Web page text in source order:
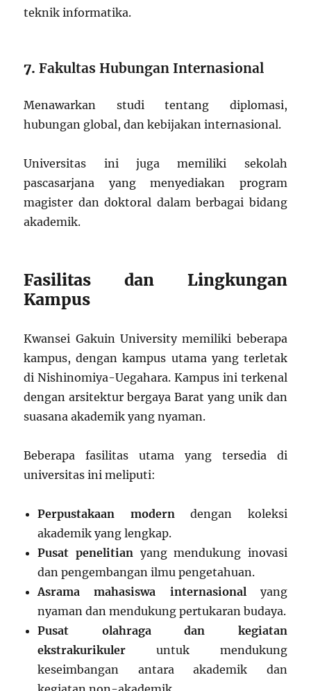
teknik informatika.
7.Fakultas Hubungan Internasional
Menawarkan studi tentang diplomasi,
hubungan global, dan kebijakan internasional.
Universitas ini juga memiliki sekolah
pascasarjana yang menyediakan program
magister dan doktoral dalam berbagai bidang
akademik.
Fasilitas dan Lingkungan
Kampus
Kwansei Gakuin University memiliki beberapa
kampus, dengan kampus utama yang terletak
di Nishinomiya-Uegahara. Kampus ini terkenal
dengan arsitektur bergaya Barat yang unik dan
suasana akademik yang nyaman.
Beberapa fasilitas utama yang tersedia di
universitas ini meliputi:
Perpustakaan modern dengan koleksi
akademik yang lengkap.
Pusat penelitian yang mendukung inovasi
dan pengembangan ilmu pengetahuan.
Asrama mahasiswa internasional yang
nyaman dan mendukung pertukaran budaya.
Pusat olahraga dan kegiatan
ekstrakurikuler untuk mendukung
keseimbangan antara akademik dan